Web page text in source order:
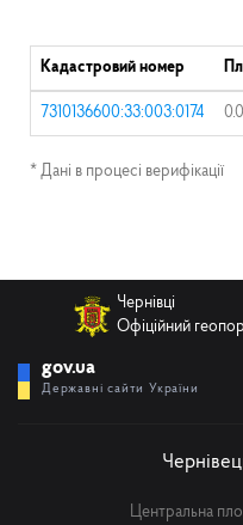
Кадастровий номер
7310136600:33:003:0174
* Дані в процесі верифікації
Чернівці
Офіційний
gov.ua
Державні сайти України
Центральна